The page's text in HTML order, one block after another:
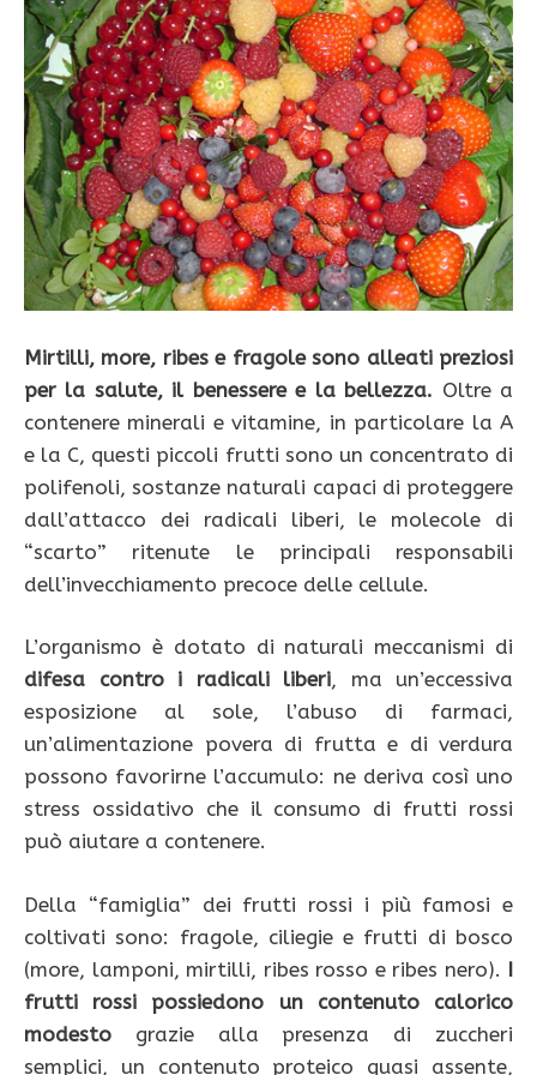
Mirtilli, more, ribes e fragole sono alleati preziosi
per la salute, il benessere e la bellezza. Oltre a
contenere minerali e vitamine, in particolare la A
e la C, questi piccoli frutti sono un concentrato di
polifenoli, sostanze naturali capaci di proteggere
dall’attacco dei radicali liberi, le molecole di
“scarto” ritenute le principali responsabili
dell’invecchiamento precoce delle cellule.
L’organismo è dotato di naturali meccanismi di
difesa contro i radicali liberi, ma un’eccessiva
esposizione al sole, l’abuso di farmaci,
un’alimentazione povera di frutta e di verdura
possono favorirne l’accumulo: ne deriva così uno
stress ossidativo che il consumo di frutti rossi
può aiutare a contenere.
Della “famiglia” dei frutti rossi i più famosi e
coltivati sono: fragole, ciliegie e frutti di bosco
(more, lamponi, mirtilli, ribes rosso e ribes nero). I
frutti rossi possiedono un contenuto calorico
modesto grazie alla presenza di zuccheri
semplici, un contenuto proteico quasi assente,